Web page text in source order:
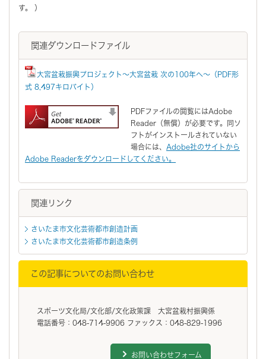
す。 ）
関連ダウンロードファイル
大宮盆栽振興プロジェクト～大宮盆栽 次の100年へ～（PDF形
式 8,497キロバイト）
PDFファイルの閲覧にはAdobe
Reader（無償）が必要です。同ソ
フトがインストールされていない
場合には、 Adobe社のサイトから
Adobe Readerをダウンロードしてください。
関連リンク
さいたま市文化芸術都市創造計画
さいたま市文化芸術都市創造条例
この記事についてのお問い合わせ
スポーツ文化局/文化部/文化政策課 大宮盆栽村振興係
電話番号：048-714-9906 ファックス：048-829-1996
お問い合わせフォーム